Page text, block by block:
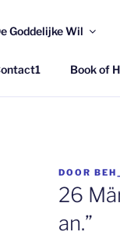
Goddelijke Wil
Book of
OP
DOOR
26
an.”